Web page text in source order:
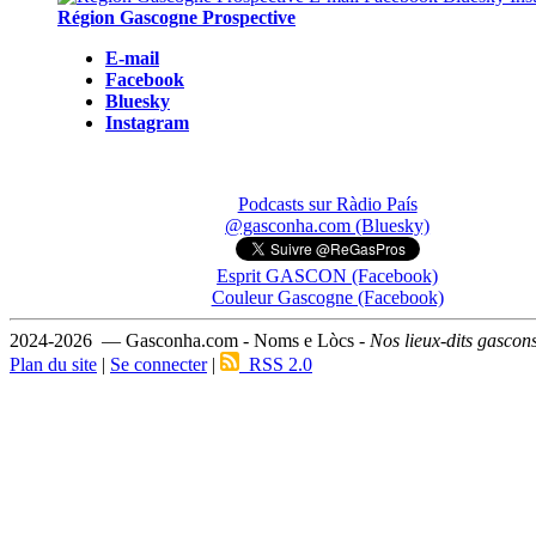
Région Gascogne Prospective
E-mail
Facebook
Bluesky
Instagram
Podcasts sur Ràdio País
@gasconha.com (Bluesky)
Esprit GASCON (Facebook)
Couleur Gascogne (Facebook)
2024-2026 — Gasconha.com - Noms e Lòcs - Nos lieux-dits
Plan du site | Se connecter| RSS 2.0